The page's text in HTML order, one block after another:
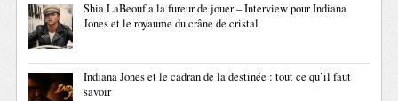
Shia LaBeouf a la fureur de jouer – Interview pour Indiana
Jones et le royaume du crâne de cristal
Indiana Jones et le cadran de la destinée : tout ce qu’il faut
savoir